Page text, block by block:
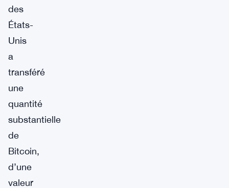
des
États-
Unis
a
transféré
une
quantité
substantielle
de
Bitcoin,
d’une
valeur